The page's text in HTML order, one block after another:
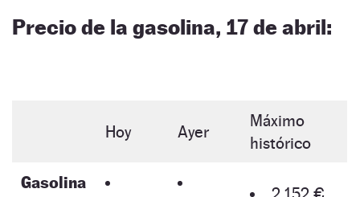
Precio de la gasolina, 17 de abril:
Hoy Ayer
Máximo
histórico
Gasolina